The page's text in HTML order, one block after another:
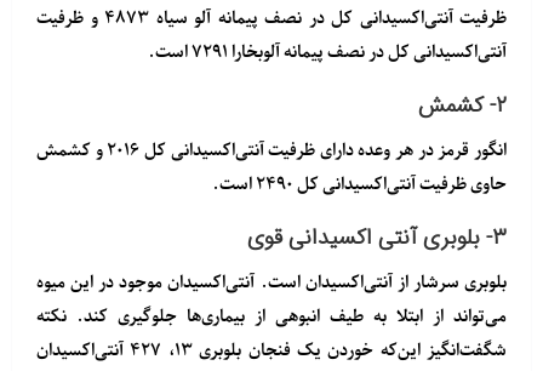
ظرفیت آنتی‌اکسیدانی کل در نصف پیمانه آلو سیاه ۴۸۷۳ و ظرفیت
آنتی‌اکسیدانی کل در نصف پیمانه آلوبخارا ۷۲۹۱ است.
۲- کشمش
انگور قرمز در هر وعده دارای ظرفیت آنتی‌اکسیدانی کل ۲۰۱۶ و کشمش
حاوی ظرفیت آنتی‌اکسیدانی کل ۲۴۹۰ است.
۳- بلوبری آنتی اکسیدانی قوی
بلوبری سرشار از آنتی‌اکسیدان است. آنتی‌اکسیدان موجود در این میوه
می‌تواند از ابتلا به طیف انبوهی از بیماری‌ها جلوگیری کند. نکته
شگفت‌انگیز این‌که خوردن یک فنجان بلوبری ۱۳، ۴۲۷ آنتی‌اکسیدان